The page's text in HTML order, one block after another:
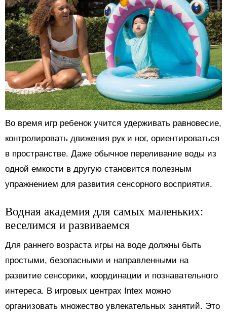
Во время игр ребенок учится удерживать равновесие,
контролировать движения рук и ног, ориентироваться
в пространстве. Даже обычное переливание воды из
одной емкости в другую становится полезным
упражнением для развития сенсорного восприятия.
Водная академия для самых маленьких:
веселимся и развиваемся
Для раннего возраста игры на воде должны быть
простыми, безопасными и направленными на
развитие сенсорики, координации и познавательного
интереса. В игровых центрах Intex можно
организовать множество увлекательных занятий. Это